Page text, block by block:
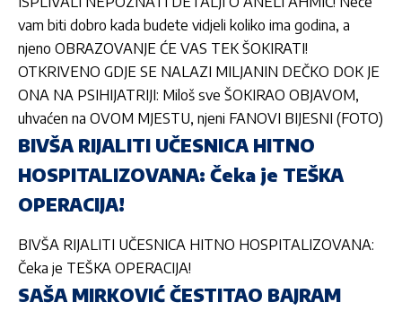
vam biti dobro kada budete vidjeli koliko ima godina, a
njeno OBRAZOVANJE ĆE VAS TEK ŠOKIRATI!
OTKRIVENO GDJE SE NALAZI MILJANIN DEČKO DOK JE
ONA NA PSIHIJATRIJI: Miloš sve ŠOKIRAO OBJAVOM,
uhvaćen na OVOM MJESTU, njeni FANOVI BIJESNI (FOTO)
BIVŠA RIJALITI UČESNICA HITNO
HOSPITALIZOVANA: Čeka je TEŠKA
OPERACIJA!
BIVŠA RIJALITI UČESNICA HITNO HOSPITALIZOVANA:
Čeka je TEŠKA OPERACIJA!
SAŠA MIRKOVIĆ ČESTITAO BAJRAM